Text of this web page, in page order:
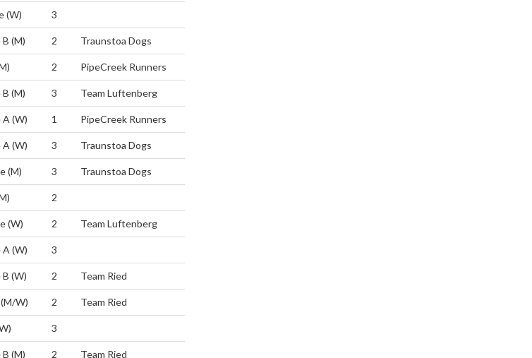
(W) 3
(M) 2 Traunstoa Dogs
2 PipeCreek Runners
(M) 3 Team Luftenberg
(W) 1 PipeCreek Runners
(W) 3 Traunstoa Dogs
(M) 3 Traunstoa Dogs
2
(W) 2 Team Luftenberg
(W) 3
(W) 2 Team Ried
W) 2 Team Ried
3
(M) 2 Team Ried